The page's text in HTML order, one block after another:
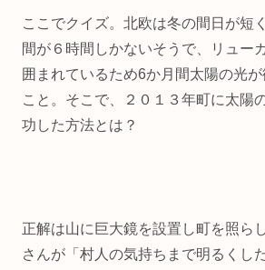
ここでクイズ。北欧は冬の間日が短
間が６時間しかないそうで、リュー
囲まれているため6か月間太陽の光
こと。そこで、２０１３年町に太陽
功した方法とは？
正解は山に巨大鏡を設置し町を照ら
さんが「村人の気持ちまで明るくし